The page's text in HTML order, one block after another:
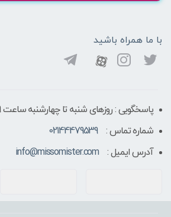
با ما همراه باشید
پاسخگویی : روزهای شنبه تا چهارشنبه ساعت 9 الی ۶ بعد از ظهر
شماره تماس :
02144479539
آدرس ایمیل :
info@missomister.com